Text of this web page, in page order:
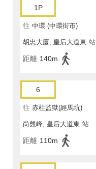
1P
往 中環 (中環街市)
胡忠大廈, 皇后大道東 站
距離 140m
6
往 赤柱監獄(經馬坑)
尚翹峰, 皇后大道東 站
距離 110m